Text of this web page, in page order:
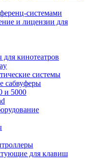
системами
и лицензии для
кинотеатров
системы
сабвуферы
и 5000
для клавиш